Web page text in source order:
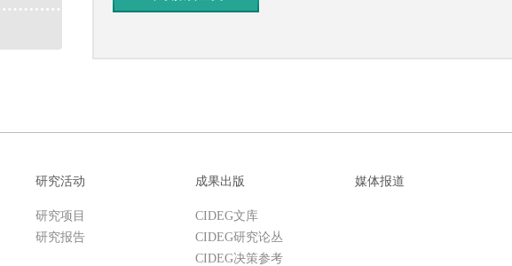
研究活动
研究项目
研究报告
成果出版
CIDEG文库
CIDEG研究论丛
CIDEG决策参考
媒体报道